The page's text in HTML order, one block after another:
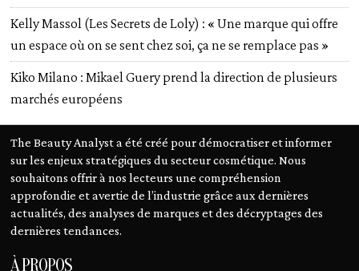
Kelly Massol (Les Secrets de Loly) : « Une marque qui offre
un espace où on se sent chez soi, ça ne se remplace pas »
Kiko Milano : Mikael Guery prend la direction de plusieurs
marchés européens
The Beauty Analyst a été créé pour démocratiser et informer
sur les enjeux stratégiques du secteur cosmétique. Nous
souhaitons offrir à nos lecteurs une compréhension
approfondie et avertie de l’industrie grâce aux dernières
actualités, des analyses de marques et des décryptages des
dernières tendances.
À PROPOS